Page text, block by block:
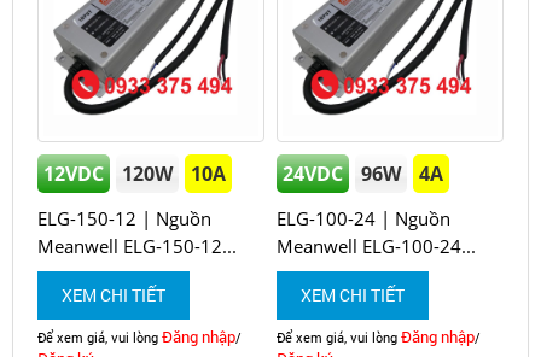
12VDC 120W 10A
ELG-150-12 | Nguồn
Meanwell ELG-150-12...
XEM CHI TIẾT
Để xem giá, vui lòng Đăng nhập/
24VDC 96W 4A
ELG-100-24 | Nguồn
Meanwell ELG-100-24...
XEM CHI TIẾT
Để xem giá, vui lòng Đăng nhập/